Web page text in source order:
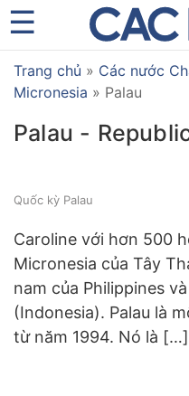
Trang chủ » Các nước
Micronesia » Palau
Palau -
Quốc kỳ Palau
Caroline với hơn 500
Micronesia của Tây
nam của Philippines
(Indonesia). Palau là
từ năm 1994. Nó là […]